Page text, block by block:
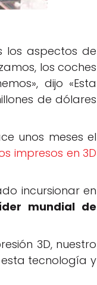
los aspectos de
los coches
dijo «Esta
de dólares
unos meses el
impresos en 3D
incursionar en
mundial de
3D, nuestro
tecnología y